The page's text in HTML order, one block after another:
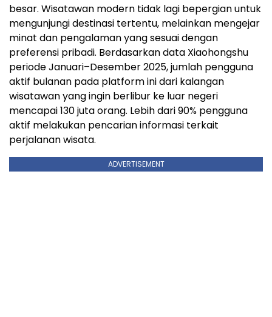
besar. Wisatawan modern tidak lagi bepergian untuk
mengunjungi destinasi tertentu, melainkan mengejar
minat dan pengalaman yang sesuai dengan
preferensi pribadi. Berdasarkan data Xiaohongshu
periode Januari–Desember 2025, jumlah pengguna
aktif bulanan pada platform ini dari kalangan
wisatawan yang ingin berlibur ke luar negeri
mencapai 130 juta orang. Lebih dari 90% pengguna
aktif melakukan pencarian informasi terkait
perjalanan wisata.
ADVERTISEMENT